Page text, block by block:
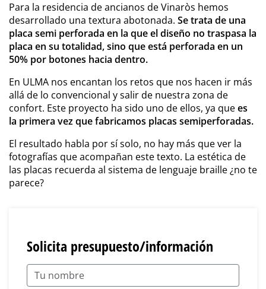
Para la residencia de ancianos de Vinaròs hemos
desarrollado una textura abotonada. Se trata de una
placa semi perforada en la que el diseño no traspasa la
placa en su totalidad, sino que está perforada en un
50% por botones hacia dentro.
En ULMA nos encantan los retos que nos hacen ir más
allá de lo convencional y salir de nuestra zona de
confort. Este proyecto ha sido uno de ellos, ya quees
la primera vez que fabricamos placas semiperforadas.
El resultado habla por sí solo, no hay más que ver la
fotografías que acompañan este texto. La estética de
las placas recuerda al sistema de lenguaje braille ¿no te
parece?
Solicita presupuesto/información